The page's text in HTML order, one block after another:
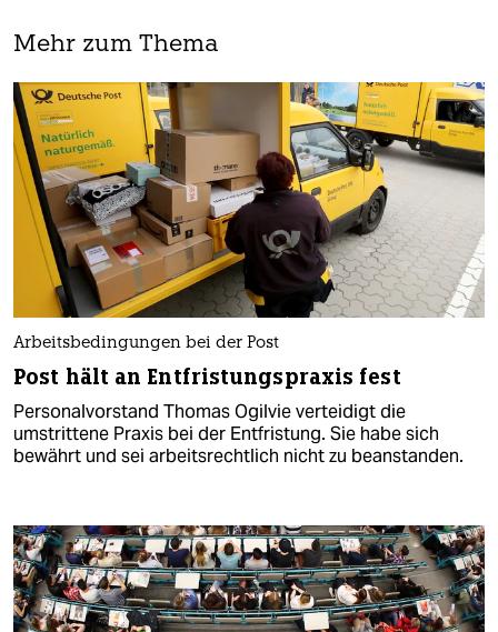
Mehr zum Thema
Arbeitsbedingungen bei der Post
Post hält an Entfristungspraxis fest
Personalvorstand Thomas Ogilvie verteidigt die
umstrittene Praxis bei der Entfristung. Sie habe sich
bewährt und sei arbeitsrechtlich nicht zu beanstanden.